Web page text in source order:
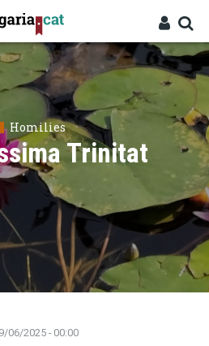
Entra
Homilies
Trinitat
06/2025 - 00:00